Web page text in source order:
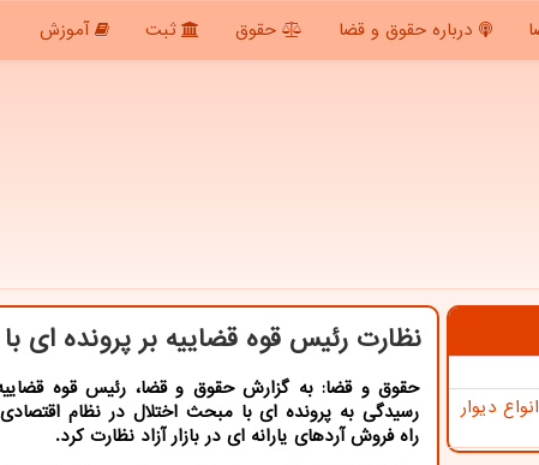
درباره حقوق و قضا حقوق ثبت آموزش
دیوار
نظارت رئیس قوه قضاییه بر پرونده ای
حقوق و قضا: به گزارش حقوق و قضا، رئیس قوه
رسیدگی به پرونده ای با مبحث اختلال در نظام
راه فروش آردهای یارانه ای در بازار آزاد نظارت کرد.